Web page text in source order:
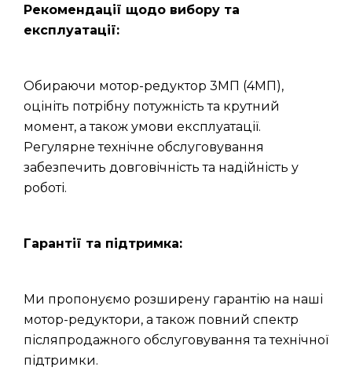
Рекомендації щодо вибору та
експлуатації:
Обираючи мотор-редуктор 3МП (4МП),
оцініть потрібну потужність та крутний
момент, а також умови експлуатації.
Регулярне технічне обслуговування
забезпечить довговічність та надійність у
роботі.
Гарантії та підтримка:
Ми пропонуємо розширену гарантію на наші
мотор-редуктори, а також повний спектр
післяпродажного обслуговування та технічної
підтримки.